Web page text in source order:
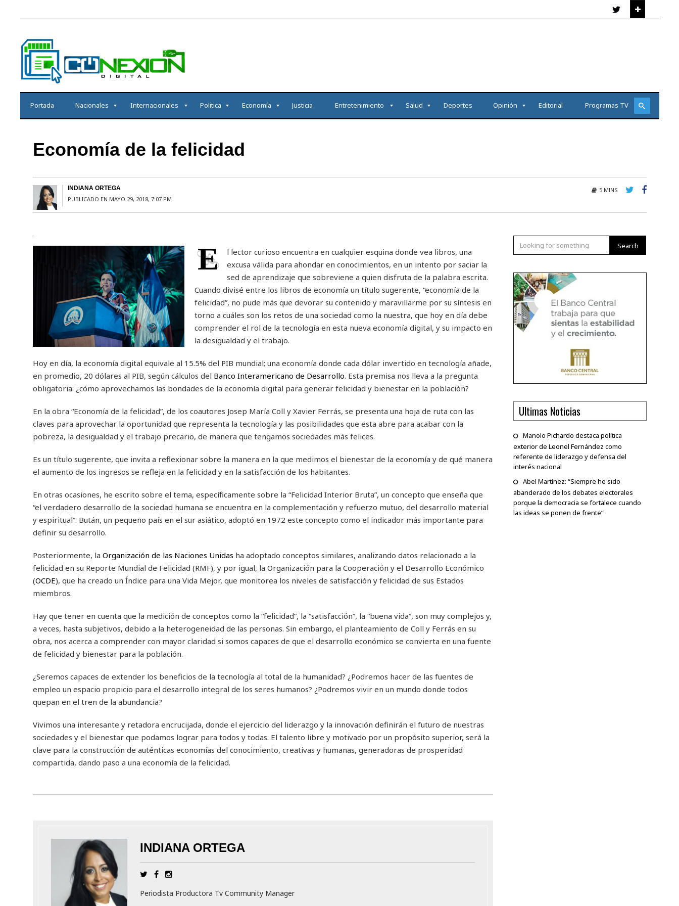
Portada Nacionales Internacionales Politica Economía Justicia Entretenimiento Salud Deportes Opinión Editorial Programas TV
Economía de la felicidad
INDIANA ORTEGA
PUBLICADO EN MAYO 29, 2018, 7:07 PM
5 MINS
E
l lector curioso encuentra en cualquier esquina donde vea libros, una
excusa válida para ahondar en conocimientos, en un intento por saciar la
sed de aprendizaje que sobreviene a quien disfruta de la palabra escrita.
Cuando divisé entre los libros de economía un título sugerente, “economía de la
felicidad”, no pude más que devorar su contenido y maravillarme por su síntesis en
torno a cuáles son los retos de una sociedad como la nuestra, que hoy en día debe
comprender el rol de la tecnología en esta nueva economía digital, y su impacto en
la desigualdad y el trabajo.
Hoy en día, la economía digital equivale al 15.5% del PIB mundial; una economía donde cada dólar invertido en tecnología añade,
en promedio, 20 dólares al PIB, según cálculos del Banco Interamericano de Desarrollo. Esta premisa nos lleva a la pregunta
obligatoria: ¿cómo aprovechamos las bondades de la economía digital para generar felicidad y bienestar en la población?
En la obra “Economía de la felicidad”, de los coautores Josep María Coll y Xavier Ferrás, se presenta una hoja de ruta con las
claves para aprovechar la oportunidad que representa la tecnología y las posibilidades que esta abre para acabar con la
pobreza, la desigualdad y el trabajo precario, de manera que tengamos sociedades más felices.
Es un título sugerente, que invita a reflexionar sobre la manera en la que medimos el bienestar de la economía y de qué manera
el aumento de los ingresos se refleja en la felicidad y en la satisfacción de los habitantes.
En otras ocasiones, he escrito sobre el tema, específicamente sobre la “Felicidad Interior Bruta”, un concepto que enseña que
“el verdadero desarrollo de la sociedad humana se encuentra en la complementación y refuerzo mutuo, del desarrollo material
y espiritual”. Bután, un pequeño país en el sur asiático, adoptó en 1972 este concepto como el indicador más importante para
definir su desarrollo.
Posteriormente, la Organización de las Naciones Unidas ha adoptado conceptos similares, analizando datos relacionado a la
felicidad en su Reporte Mundial de Felicidad (RMF), y por igual, la Organización para la Cooperación y el Desarrollo Económico
(OCDE), que ha creado un Índice para una Vida Mejor, que monitorea los niveles de satisfacción y felicidad de sus Estados
miembros.
Hay que tener en cuenta que la medición de conceptos como la “felicidad”, la “satisfacción”, la “buena vida”, son muy complejos y,
a veces, hasta subjetivos, debido a la heterogeneidad de las personas. Sin embargo, el planteamiento de Coll y Ferrás en su
obra, nos acerca a comprender con mayor claridad si somos capaces de que el desarrollo económico se convierta en una fuente
de felicidad y bienestar para la población.
¿Seremos capaces de extender los beneficios de la tecnología al total de la humanidad? ¿Podremos hacer de las fuentes de
empleo un espacio propicio para el desarrollo integral de los seres humanos? ¿Podremos vivir en un mundo donde todos
quepan en el tren de la abundancia?
Vivimos una interesante y retadora encrucijada, donde el ejercicio del liderazgo y la innovación definirán el futuro de nuestras
sociedades y el bienestar que podamos lograr para todos y todas. El talento libre y motivado por un propósito superior, será la
clave para la construcción de auténticas economías del conocimiento, creativas y humanas, generadoras de prosperidad
compartida, dando paso a una economía de la felicidad.
INDIANA ORTEGA
Periodista Productora Tv Community Manager
Search
Ultimas Noticias
Manolo Pichardo destaca política
exterior de Leonel Fernández como
referente de liderazgo y defensa del
interés nacional
Abel Martínez: “Siempre he sido
abanderado de los debates electorales
porque la democracia se fortalece cuando
las ideas se ponen de frente”